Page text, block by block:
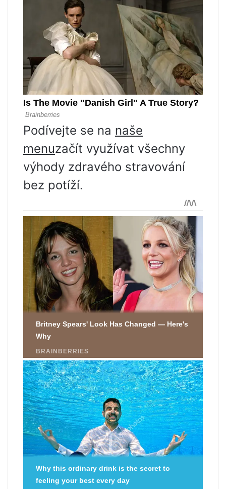
Podívejte se na naše
menuzačít využívat všechny
výhody zdravého stravování
bez potíží.